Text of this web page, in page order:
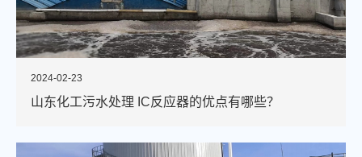
2024-02-23
山东化工污水处理 IC反应器的优点有哪些？